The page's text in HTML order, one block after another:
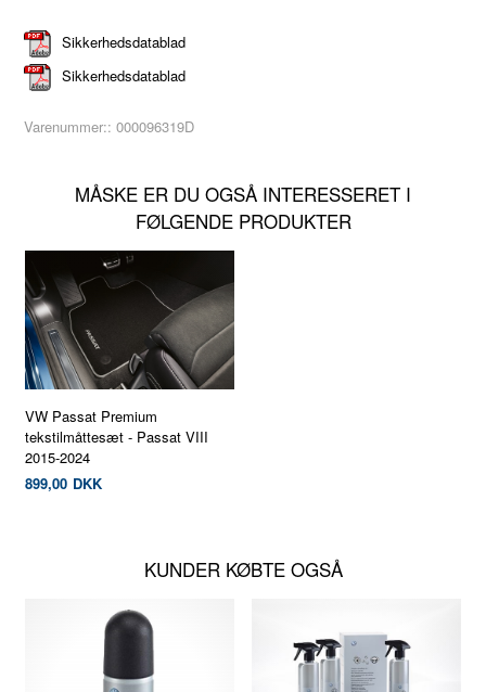
Sikkerhedsdatablad
Sikkerhedsdatablad
Varenummer::000096319D
MÅSKE ER DU OGSÅ INTERESSERET I
FØLGENDE PRODUKTER
VW Passat Premium
tekstilmåttesæt - Passat VIII
2015-2024
899,00 DKK
KUNDER KØBTE OGSÅ